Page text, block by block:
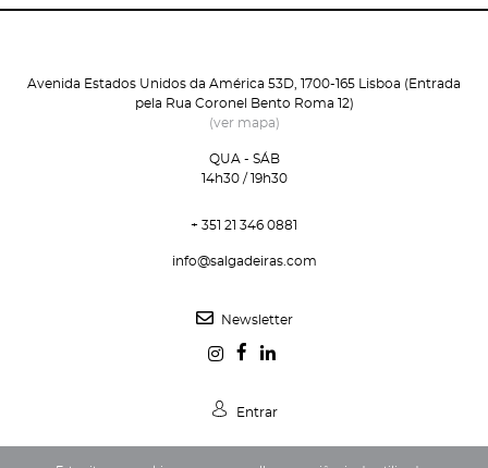
Avenida Estados Unidos da América 53D, 1700-165 Lisboa (Entrada
pela Rua Coronel Bento Roma 12)
(ver mapa)
QUA - SÁB
14h30 / 19h30
+ 351 21 346 0881
info@salgadeiras.com
Newsletter
Entrar